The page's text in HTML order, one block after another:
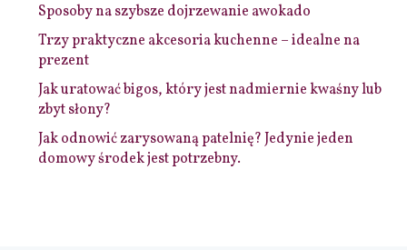
Sposoby na szybsze dojrzewanie awokado
Trzy praktyczne akcesoria kuchenne – idealne na
prezent
Jak uratować bigos, który jest nadmiernie kwaśny lub
zbyt słony?
Jak odnowić zarysowaną patelnię? Jedynie jeden
domowy środek jest potrzebny.